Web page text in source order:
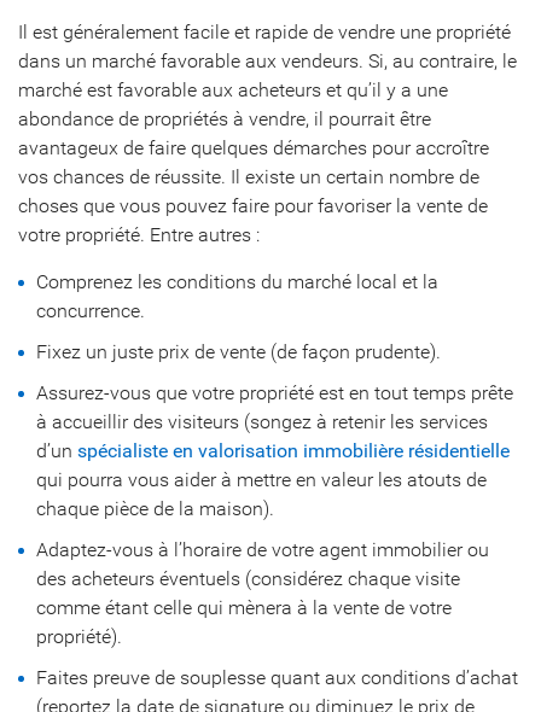
Il est généralement facile et rapide de vendre une propriété
dans un marché favorable aux vendeurs. Si, au contraire, le
marché est favorable aux acheteurs et qu’il y a une
abondance de propriétés à vendre, il pourrait être
avantageux de faire quelques démarches pour accroître
vos chances de réussite. Il existe un certain nombre de
choses que vous pouvez faire pour favoriser la vente de
votre propriété. Entre autres :
Comprenez les conditions du marché local et la
concurrence.
Fixez un juste prix de vente (de façon prudente).
Assurez-vous que votre propriété est en tout temps prête
à accueillir des visiteurs (songez à retenir les services
d’un spécialiste en valorisation immobilière résidentielle
qui pourra vous aider à mettre en valeur les atouts de
chaque pièce de la maison).
Adaptez-vous à l’horaire de votre agent immobilier ou
des acheteurs éventuels (considérez chaque visite
comme étant celle qui mènera à la vente de votre
propriété).
Faites preuve de souplesse quant aux conditions d’achat
(reportez la date de signature ou diminuez le prix de